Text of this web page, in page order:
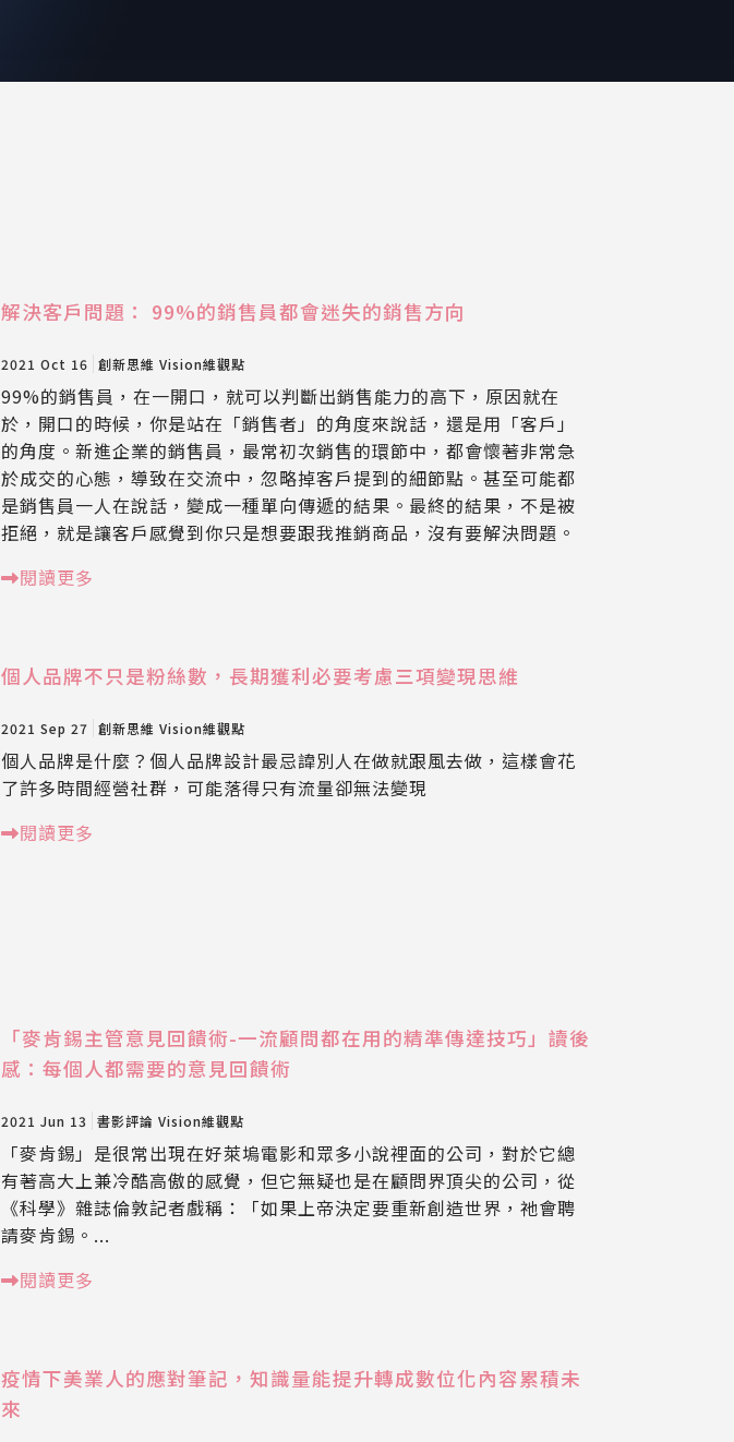
解決客戶問題： 99%的銷售員都會迷失的銷售方向
2021 Oct 16 創新思維 Vision維觀點
99%的銷售員，在一開口，就可以判斷出銷售能力的高下，原因就在
於，開口的時候，你是站在「銷售者」的角度來說話，還是用「客戶」
的角度。新進企業的銷售員，最常初次銷售的環節中，都會懷著非常急
於成交的心態，導致在交流中，忽略掉客戶提到的細節點。甚至可能都
是銷售員一人在說話，變成一種單向傳遞的結果。最終的結果，不是被
拒絕，就是讓客戶感覺到你只是想要跟我推銷商品，沒有要解決問題。
閱讀更多
個人品牌不只是粉絲數，長期獲利必要考慮三項變現思維
2021 Sep 27 創新思維 Vision維觀點
個人品牌是什麼？個人品牌設計最忌諱別人在做就跟風去做，這樣會花
了許多時間經營社群，可能落得只有流量卻無法變現
閱讀更多
「麥肯錫主管意見回饋術-一流顧問都在用的精準傳達技巧」讀後
感：每個人都需要的意見回饋術
2021 Jun 13 書影評論 Vision維觀點
「麥肯錫」是很常出現在好萊塢電影和眾多小說裡面的公司，對於它總
有著高大上兼冷酷高傲的感覺，但它無疑也是在顧問界頂尖的公司，從
《科學》雜誌倫敦記者戲稱：「如果上帝決定要重新創造世界，祂會聘
請麥肯錫。...
閱讀更多
疫情下美業人的應對筆記，知識量能提升轉成數位化內容累積未
來